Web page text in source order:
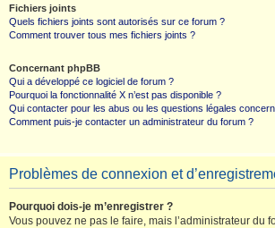
Fichiers joints
Quels fichiers joints sont autorisés sur ce forum ?
Comment trouver tous mes fichiers joints ?
Concernant phpBB
Qui a développé ce logiciel de forum ?
Pourquoi la fonctionnalité X n’est pas disponible ?
Qui contacter pour les abus ou les questions légales
Comment puis-je contacter un administrateur du forum ?
Problèmes de connexion et
Pourquoi dois-je m’enregistrer ?
Vous pouvez ne pas le faire, mais l’administrateur du